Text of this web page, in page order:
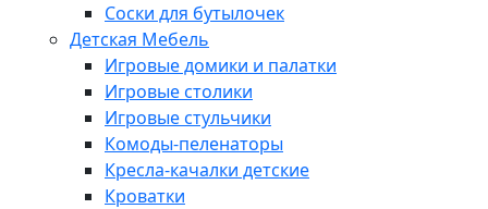
Соски для бутылочек
Детская Мебель
Игровые домики и палатки
Игровые столики
Игровые стульчики
Комоды-пеленаторы
Кресла-качалки детские
Кроватки